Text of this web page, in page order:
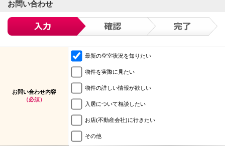
お問い合わせ
お問い合わせ内容
（必須）
最新の空室状況を知りたい
物件を実際に見たい
物件の詳しい情報が欲しい
入居について相談したい
お店(不動産会社)に行きたい
その他